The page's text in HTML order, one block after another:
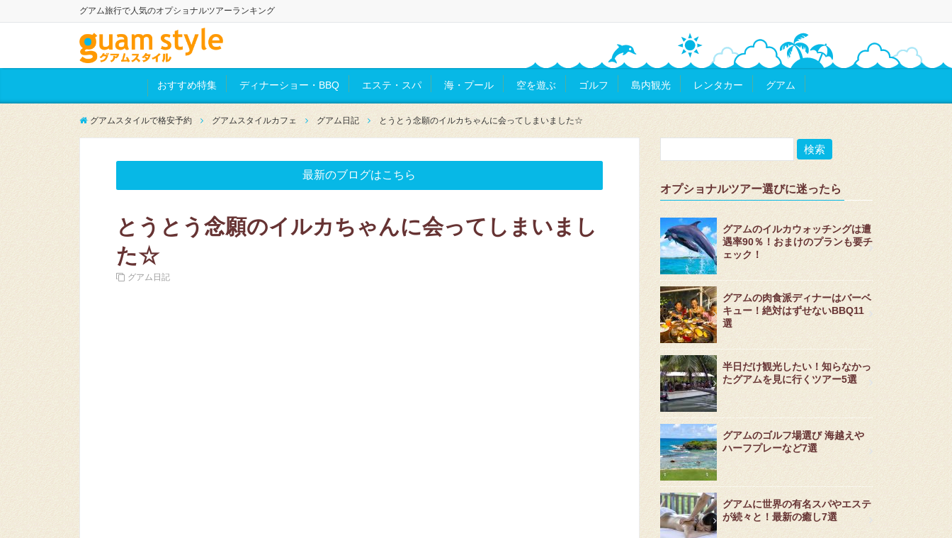
グアム旅行で人気のオプショナルツアーランキング
おすすめ特集 ディナーショー・BBQ エステ・スパ 海・プール 空を遊ぶ ゴルフ 島内観光 レンタカー グアム
グアムスタイルで格安予約 グアムスタイルカフェ グアム日記 とうとう念願のイルカちゃんに会ってしまいました☆
最新のブログはこちら
とうとう念願のイルカちゃんに会ってしまいまし
た☆
グアム日記
オプショナルツアー選びに迷ったら
グアムのイルカウォッチングは遭
遇率90％！おまけのプランも要チ
ェック！
グアムの肉食派ディナーはバーベ
キュー！絶対はずせないBBQ11
選
半日だけ観光したい！知らなかっ
たグアムを見に行くツアー5選
グアムのゴルフ場選び 海越えや
ハーフプレーなど7選
グアムに世界の有名スパやエステ
が続々と！最新の癒し7選